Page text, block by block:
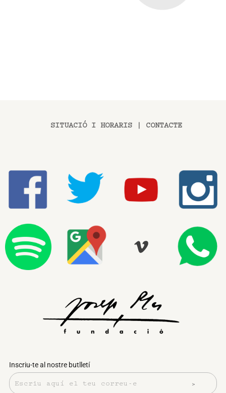
SITUACIÓ I HORARIS CONTACTE
Inscriu-te al nostre butlletí